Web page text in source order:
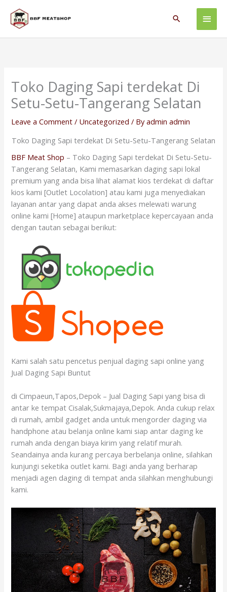
content
Main
Search
Toko Daging Sapi terdekat Di
Setu-Setu-Tangerang Selatan
Leave a Comment / Uncategorized / Byadmin admin
Toko Daging Sapi terdekat Di Setu-Setu-Tangerang Selatan
BBF Meat Shop – Toko Daging Sapi terdekat Di Setu-Setu-
Tangerang Selatan, Kami memasarkan daging sapi lokal
premium yang anda bisa lihat alamat kios terdekat di daftar
kios kami [Outlet Locolation] atau kami juga menyediakan
layanan antar yang dapat anda akses melewati warung
online kami [Home] ataupun marketplace kepercayaan anda
dengan tautan sebagai berikut:
Kami salah satu pencetus penjual daging sapi online yang
Jual Daging Sapi Buntut
di Cimpaeun,Tapos,Depok – Jual Daging Sapi yang bisa di
antar ke tempat Cisalak,Sukmajaya,Depok. Anda cukup relax
di rumah, ambil gadget anda untuk mengorder daging via
handphone atau belanja online kami siap antar daging ke
rumah anda dengan biaya kirim yang relatif murah.
Seandainya anda kurang percaya berbelanja online, silahkan
kunjungi seketika outlet kami. Bagi anda yang berharap
menjadi agen daging di tempat anda silahkan menghubungi
kami.